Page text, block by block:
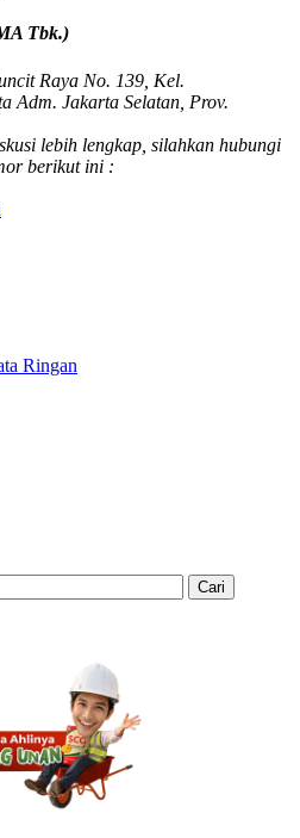
Tbk.)
Raya No. 139, Kel.
Adm. Jakarta Selatan, Prov.
lebih lengkap, silahkan hubungi
berikut ini :
Ringan
Cari